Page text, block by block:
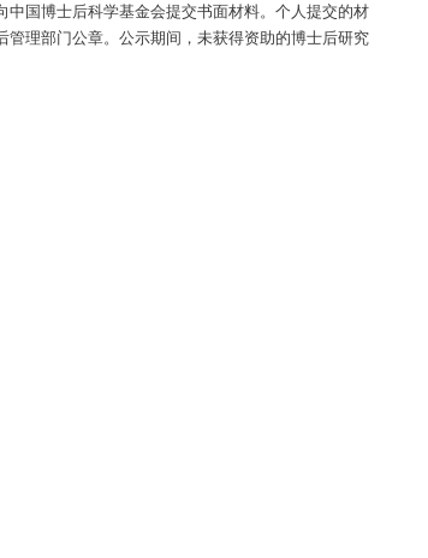
国博士后科学基金会提交书面材料。个人提交的材
理部门公章。公示期间，未获得资助的博士后研究